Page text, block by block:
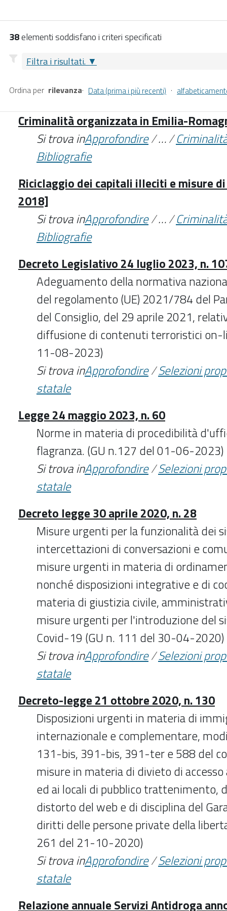
38elementi soddisfano i criteri specificati
Filtra i risultati.
Ordina per rilevanza· Data (prima i più recenti) ·
Criminalità organizzata in Emilia-
Si trova inApprofondire/…/
Bibliografie
Riciclaggio dei capitali illeciti e misure
2018]
Si trova inApprofondire/…/
Bibliografie
Decreto Legislativo 24 luglio 2023, n.
Adeguamento della normativa
del regolamento (UE) 2021/784 del
del Consiglio, del 29 aprile 2021,
diffusione di contenuti terroristici on-
11-08-2023)
Si trova inApprofondire/Selezioni
statale
Legge 24 maggio 2023, n. 60
Norme in materia di procedibilità
flagranza. (GU n.127 del 01-06-2023)
Si trova inApprofondire/Selezioni
statale
Decreto legge 30 aprile 2020, n. 28
Misure urgenti per la funzionalità dei
intercettazioni di conversazioni e
misure urgenti in materia di
nonché disposizioni integrative e di
materia di giustizia civile,
misure urgenti per l'introduzione del
Covid-19 (GU n. 111 del 30-04-2020)
Si trova inApprofondire/Selezioni
statale
Decreto-legge 21 ottobre 2020, n. 130
Disposizioni urgenti in materia di
internazionale e complementare,
131-bis, 391-bis, 391-ter e 588 del
misure in materia di divieto di
ed ai locali di pubblico trattenimento,
distorto del web e di disciplina del
diritti delle persone private della
261 del 21-10-2020)
Si trova inApprofondire/Selezioni
statale
Relazione annuale Servizi Antidroga